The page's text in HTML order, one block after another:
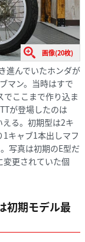
画像(20枚)
進んでいたホンダが
マン。当時はすで
でここまで作り込ま
が登場したのは
る。初期型は2キ
キャブ1本出しマフ
写真は初期のE型だ
更されていた個
初期モデル最